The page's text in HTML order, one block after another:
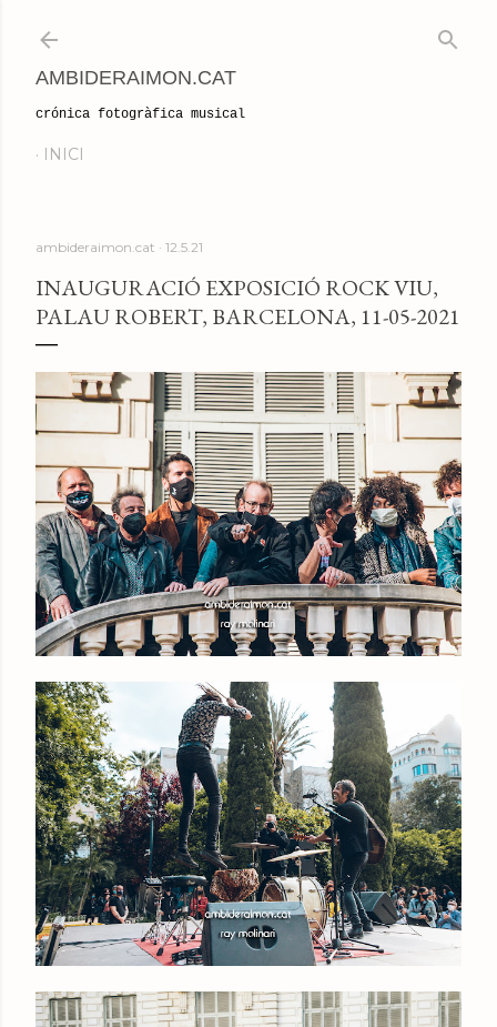
AMBIDERAIMON.CAT
crónica fotogràfica musical
INICI
ambideraimon.cat 12.5.21
INAUGURACIÓ EXPOSICIÓ ROCK VIU,
PALAU ROBERT, BARCELONA, 11-05-2021